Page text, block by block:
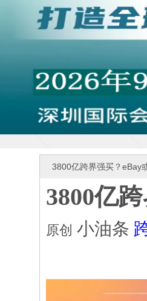
3800亿跨界强买？eBay
3800亿
原创 小油条